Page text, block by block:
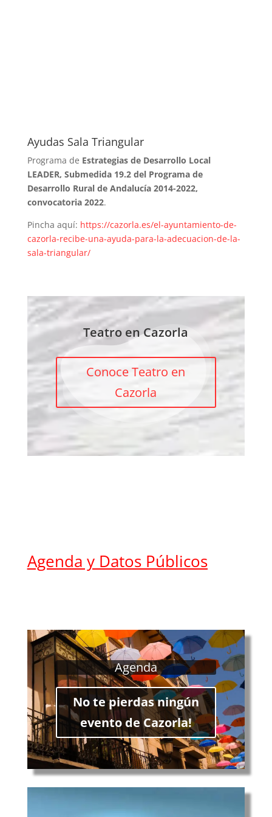
Ayudas Sala Triangular
Programa de Estrategias de Desarrollo Local
LEADER, Submedida 19.2 del Programa de
Desarrollo Rural de Andalucía 2014-2022,
convocatoria 2022.
Pincha aquí: https://cazorla.es/el-ayuntamiento-de-
cazorla-recibe-una-ayuda-para-la-adecuacion-de-la-
sala-triangular/
Teatro en Cazorla
Conoce Teatro en
Cazorla
Agenda y Datos Públicos
Agenda
No te pierdas ningún
evento de Cazorla!